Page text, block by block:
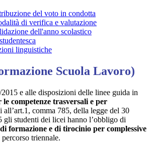
del voto in condotta
di verifica e valutazione
dell'anno scolastico
linguistiche
Scuola Lavoro)
e alle disposizioni delle linee guida in
competenze trasversali e per
all’art.1, comma 785, della legge del 30
gli studenti dei licei hanno l’obbligo di
formazione e di tirocinio per complessive
triennale.